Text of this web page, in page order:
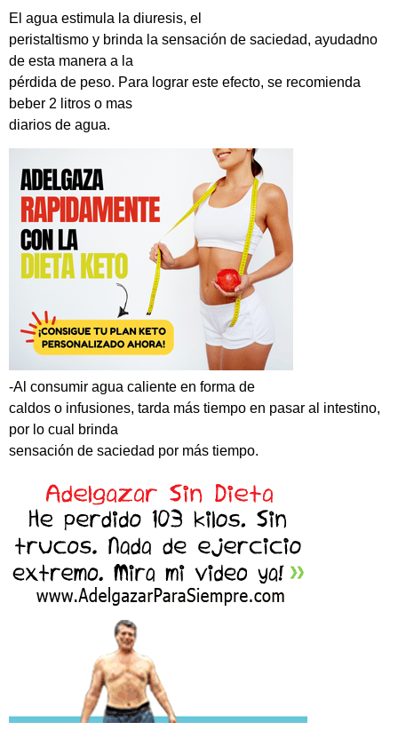
El agua estimula la diuresis, el
peristaltismo y brinda la sensación de saciedad, ayudadno
de esta manera a la
pérdida de peso. Para lograr este efecto, se recomienda
beber 2 litros o mas
diarios de agua.
-Al consumir agua caliente en forma de
caldos o infusiones, tarda más tiempo en pasar al intestino,
por lo cual brinda
sensación de saciedad por más tiempo.